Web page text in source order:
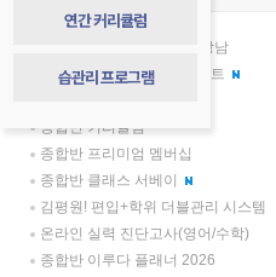
연간 커리큘럼
습관리 프로그램
압도적 격차, 김영플러스 강남
종합반 학부모 소통 프로젝트
종합반 커리큘럼
종합반 프리미엄 멤버십
종합반 클래스 서베이
김평원! 편입+학위 더블관리 시스템
온라인 실력 진단고사(영어/수학)
종합반 이루다 플래너 2026